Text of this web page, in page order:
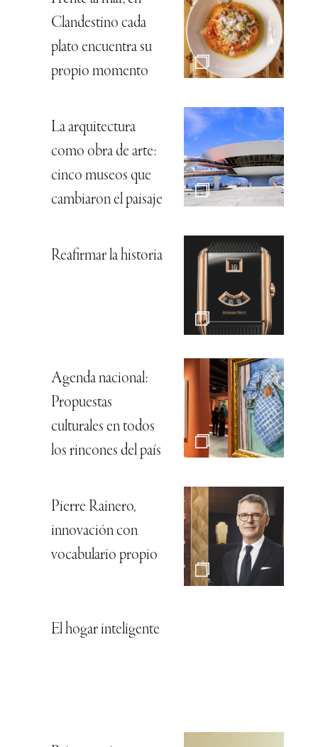
Clandestino cada
plato encuentra su
propio momento
La arquitectura
como obra de arte:
cinco museos que
cambiaron el paisaje
Reafirmar la historia
Agenda nacional:
Propuestas
culturales en todos
los rincones del país
Pierre Rainero,
innovación con
vocabulario propio
El hogar inteligente